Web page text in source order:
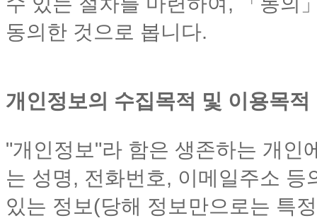
동의한 것으로 봅니다.
개인정보의 수집목적 및 이용목적
"개인정보"라 함은 생존하는 개인
는 성명, 전화번호, 이메일주소
있는 정보(당해 정보만으로는 특